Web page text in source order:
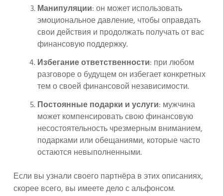
Манипуляции: он может использовать
эмоциональное давление, чтобы оправдать
свои действия и продолжать получать от вас
финансовую поддержку.
Избегание ответственности: при любом
разговоре о будущем он избегает конкретных
тем о своей финансовой независимости.
Постоянные подарки и услуги: мужчина
может компенсировать свою финансовую
несостоятельность чрезмерным вниманием,
подарками или обещаниями, которые часто
остаются невыполненными.
Если вы узнали своего партнёра в этих описаниях,
скорее всего, вы имеете дело с альфонсом.